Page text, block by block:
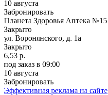
10 августа
Забронировать
Планета Здоровья Аптека №15
Закрыто
ул. Воронянского, д. 1а
Закрыто
6,53 р.
под заказ в 09:00
10 августа
Забронировать
Эффективная реклама на сайте